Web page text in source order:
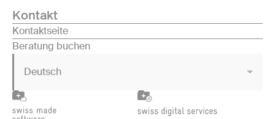
Kontakt
Kontaktseite
Beratung buchen
Deutsch